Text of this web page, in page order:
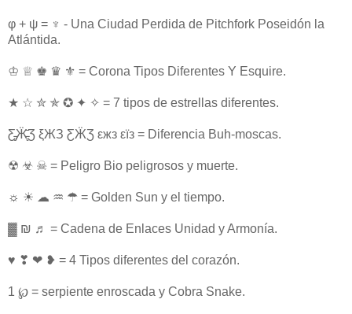
φ + ψ = ♆ - Una Ciudad Perdida de Pitchfork Poseidón la
Atlántida.
♔ ♕ ♚ ♛ ⚜ = Corona Tipos Diferentes Y Esquire.
★ ☆ ✮ ✯ ✪ ✦ ✧ = 7 tipos de estrellas diferentes.
Ƹ̵̡Ӝ̵̨̄Ʒ ξЖЗ ƸӜƷ εжз εїз = Diferencia Buh-moscas.
☢ ☣ ☠ = Peligro Bio peligrosos y muerte.
☼ ☀ ☁ ♒ ☂ = Golden Sun y el tiempo.
▓ ₪ ♬ = Cadena de Enlaces Unidad y Armonía.
♥ ❣ ❤ ❥ = 4 Tipos diferentes del corazón.
1 ℘ = serpiente enroscada y Cobra Snake.